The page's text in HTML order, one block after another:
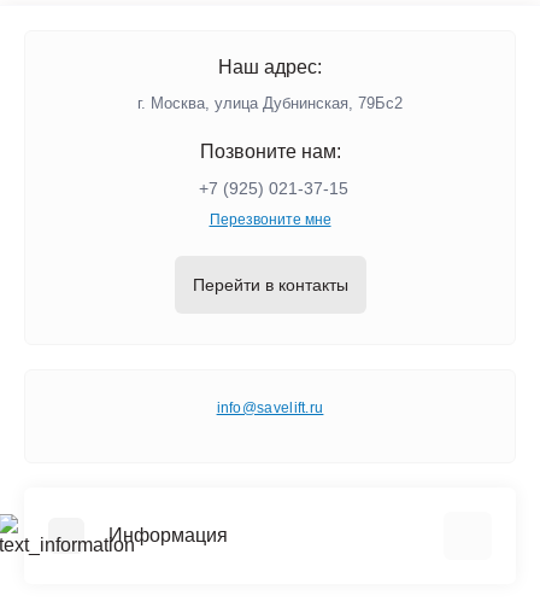
Наш адрес:
г. Москва, улица Дубнинская, 79Бс2
Позвоните нам:
+7 (925) 021-37-15
Перезвоните мне
Перейти в контакты
info@savelift.ru
Информация